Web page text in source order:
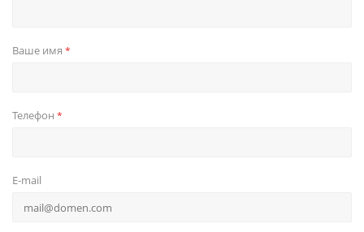
Ваше имя *
Телефон *
E-mail